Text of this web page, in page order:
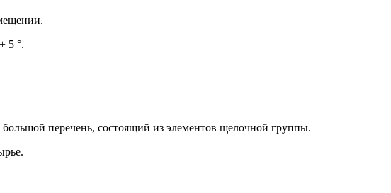
5 °.
перечень, состоящий из элементов щелочной группы.